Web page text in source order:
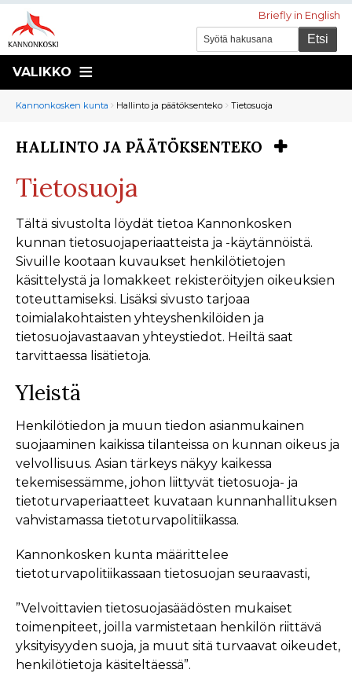
Briefly in English
VALIKKO
Murupolku
You
here:
Kannonkosken kunta Hallinto ja päätöksenteko Tietosuoja
You
here:
HALLINTO JA PÄÄTÖKSENTEKO
Tietosuoja
Tältä sivustolta löydät tietoa Kannonkosken
kunnan tietosuojaperiaatteista ja -käytännöistä.
Sivuille kootaan kuvaukset henkilötietojen
käsittelystä ja lomakkeet rekisteröityjen oikeuksien
toteuttamiseksi. Lisäksi sivusto tarjoaa
toimialakohtaisten yhteyshenkilöiden ja
tietosuojavastaavan yhteystiedot. Heiltä saat
tarvittaessa lisätietoja.
Yleistä
Henkilötiedon ja muun tiedon asianmukainen
suojaaminen kaikissa tilanteissa on kunnan oikeus ja
velvollisuus. Asian tärkeys näkyy kaikessa
tekemisessämme, johon liittyvät tietosuoja- ja
tietoturvaperiaatteet kuvataan kunnanhallituksen
vahvistamassa tietoturvapolitiikassa.
Kannonkosken kunta määrittelee
tietoturvapolitiikassaan tietosuojan seuraavasti,
”Velvoittavien tietosuojasäädösten mukaiset
toimenpiteet, joilla varmistetaan henkilön riittävä
yksityisyyden suoja, ja muut sitä turvaavat oikeudet,
henkilötietoja käsiteltäessä”.